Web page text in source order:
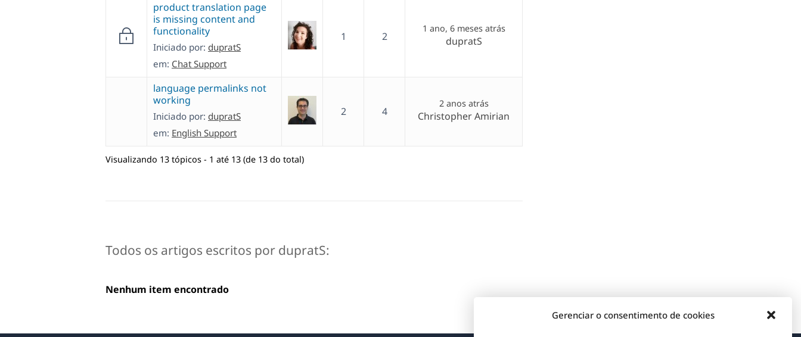
Gerenciar o consentimento de cookies
product translation page
is missing content and
functionality
Iniciado por: dupratS
em: Chat Support
1 2
1 ano, 6 meses atrás
dupratS
language permalinks not
working
Iniciado por: dupratS
em: English Support
2 4
2 anos atrás
Christopher Amirian
Visualizando 13 tópicos - 1 até 13 (de 13 do total)
Todos os artigos escritos por dupratS:
Nenhum item encontrado